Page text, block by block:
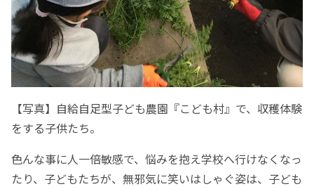
【写真】自給自足型子ども農園『こども村』で、収穫体験
をする子供たち。
色んな事に人一倍敏感で、悩みを抱え学校へ行けなくなっ
たり、子どもたちが、無邪気に笑いはしゃぐ姿は、子ども